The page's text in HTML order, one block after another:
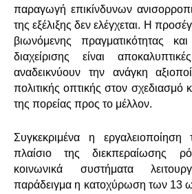
παραγωγή επικίνδυνων
της εξέλιξης δεν ελέγχεται. Η
βιωνόμενης πραγματικότητας
διαχείρισης είναι
αναδεικνύουν την ανάγκη
πολιτικής οπτικής στον
της πορείας προς το μέλλον.
Συγκεκριμένα η
πλαίσιο της διεκπεραίωσης
κοινωνικά συστήματα
παράδειγμα η κατοχύρωση των 13